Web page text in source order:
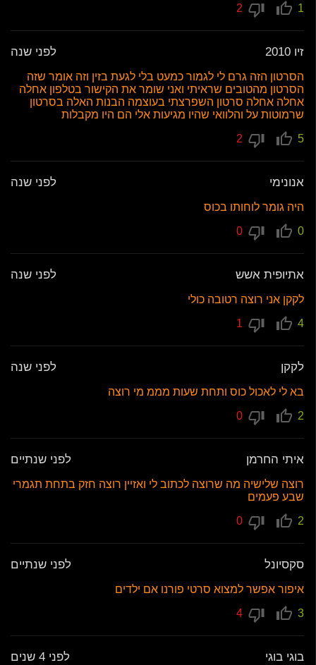
1
זיו 2010 לפני שנה
הסרטון הזה גרם לי לגמור כמעט בלי לגעת בזין וזה אומר שזה
הסרטון מהטובים שראיתי ואני שומר את הקישור בטלפון אחלה
אחלה אחלה סרטון השפרצתי בעוצמה הבנות האלה בסרטון
שרמוטות על והלוואי שהיו מגיעות אלי הם היו מקבלות
5
אנונימי לפני שנה
היה גומר לוחותו בכוס
0
אתיופית אשש לפני שנה
לקקן אני רוצה רטובה כולי
4
לקקן לפני שנה
בא לי לאכול כוס ותחת שעות מממ מי רוצה
2
איתי החרמן לפני שנתיים
רוצה שלישיה מה שרוצה לכתוב לי ואזיין רוצה חזק בתחת תגמרי
שבע פעמים
2
סקסיונל לפני שנתיים
איפור אפשר למצוא סרטי פורנו אם ילדים
3
בוגי בוגי לפני 4 שנים